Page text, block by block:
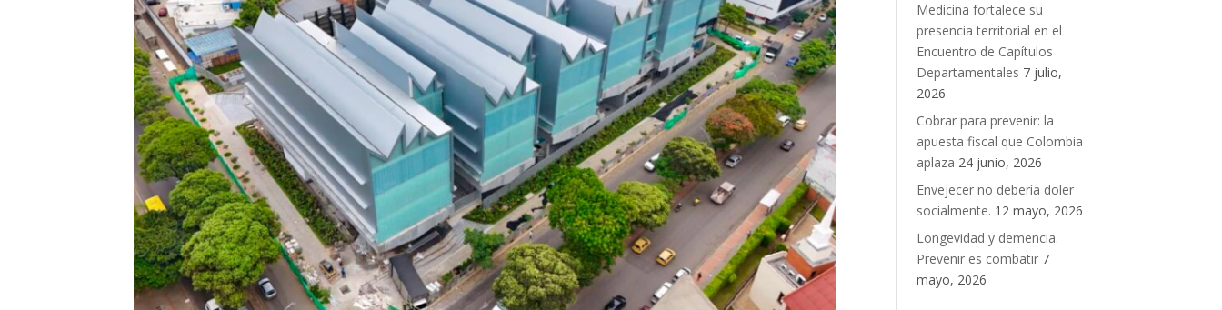
Medicina fortalece su
presencia territorial en el
Encuentro de Capítulos
Departamentales 7 julio,
2026
Cobrar para prevenir: la
apuesta fiscal que Colombia
aplaza 24 junio, 2026
Envejecer no debería doler
socialmente. 12 mayo, 2026
Longevidad y demencia.
Prevenir es combatir 7
mayo, 2026